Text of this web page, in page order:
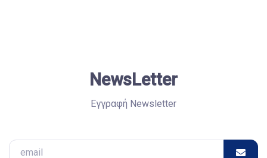
NewsLetter
Εγγραφή Newsletter